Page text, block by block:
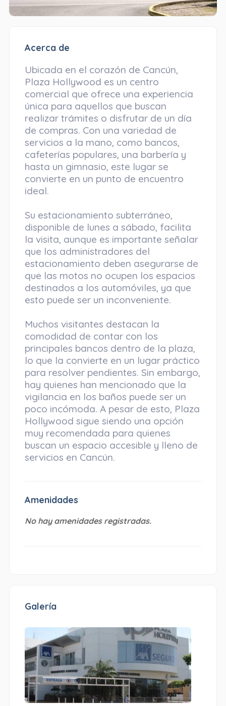
Acerca de
Ubicada en el corazón de Cancún,
Plaza Hollywood es un centro
comercial que ofrece una experiencia
única para aquellos que buscan
realizar trámites o disfrutar de un día
de compras. Con una variedad de
servicios a la mano, como bancos,
cafeterías populares, una barbería y
hasta un gimnasio, este lugar se
convierte en un punto de encuentro
ideal.
Su estacionamiento subterráneo,
disponible de lunes a sábado, facilita
la visita, aunque es importante señalar
que los administradores del
estacionamiento deben asegurarse de
que las motos no ocupen los espacios
destinados a los automóviles, ya que
esto puede ser un inconveniente.
Muchos visitantes destacan la
comodidad de contar con los
principales bancos dentro de la plaza,
lo que la convierte en un lugar práctico
para resolver pendientes. Sin embargo,
hay quienes han mencionado que la
vigilancia en los baños puede ser un
poco incómoda. A pesar de esto, Plaza
Hollywood sigue siendo una opción
muy recomendada para quienes
buscan un espacio accesible y lleno de
servicios en Cancún.
Amenidades
No hay amenidades registradas.
Galería